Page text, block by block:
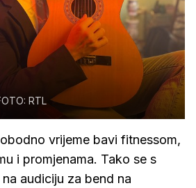
RTL
vrijeme bavi fitnessom,
i promjenama. Tako se s
audiciju za bend na